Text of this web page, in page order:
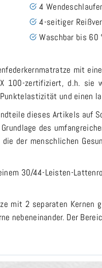
4
4-seitiger
Waschbar bis 60
mit
100-zertifiziert, d.h.
und einen
dieses Artikels
des
der menschlichen
30/44-Leisten-
mit 2 separaten
nebeneinander. Der